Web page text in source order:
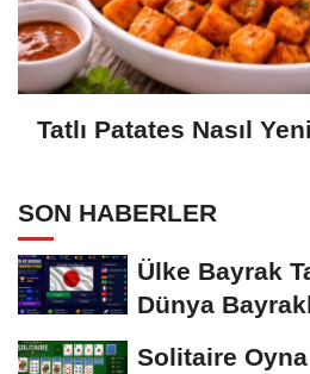
Tatlı Patates Nasıl
SON HABERLER
Ülke Bayrak
Dünya
Solitaire